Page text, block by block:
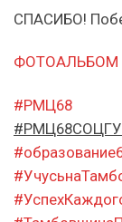
СПАСИБО!
ФОТОАЛЬБОМ
#РМЦ68